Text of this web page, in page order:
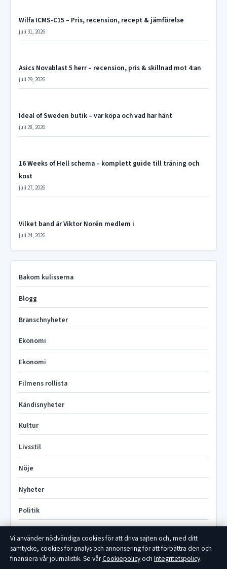
Wilfa ICMS-C15 – Pris, recension, recept & jämförelse
juli 31, 2026
Asics Novablast 5 herr – recension, pris & skillnad mot 4:an
juli 29, 2026
Ideal of Sweden butik – var köpa och vad har hänt
juli 28, 2026
16 Weeks of Hell schema – komplett guide till träning och
kost
juli 27, 2026
Vilket band är Viktor Norén medlem i
juli 24, 2026
Bakom kulisserna
Blogg
Branschnyheter
Ekonomi
Ekonomi
Filmens rollista
Kändisnyheter
Kultur
Livsstil
Nöje
Nyheter
Politik
Teknik
Vi använder nödvändiga cookies för att driva sajten och, med ditt
samtycke, cookies för analys och annonsering för att förbättra den och
finansiera vår journalistik. Se vårCookiepolicyoch Integritetspolicy.